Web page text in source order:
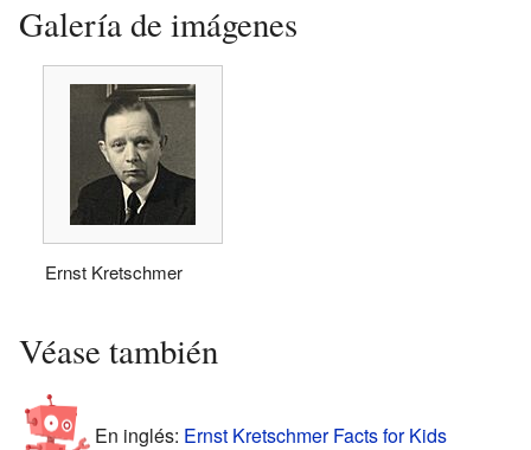
Galería de imágenes
Ernst Kretschmer
Véase también
En inglés: Ernst Kretschmer Facts for Kids